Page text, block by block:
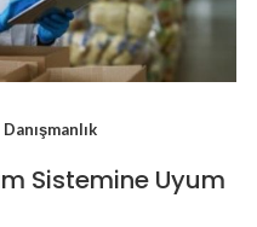
Danışmanlık
Sistemine Uyum